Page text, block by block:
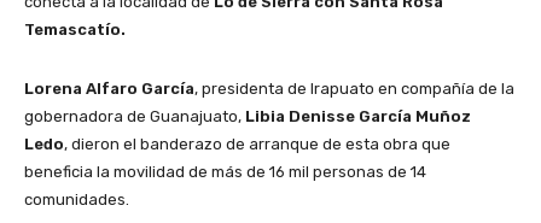
Temascatío.
Lorena Alfaro García, presidenta de Irapuato en compañía de la
gobernadora de Guanajuato, Libia Denisse García Muñoz
Ledo, dieron el banderazo de arranque de esta obra que
beneficia la movilidad de más de 16 mil personas de 14
comunidades.